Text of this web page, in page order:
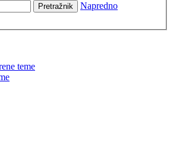
Pretražnik
Napredno
teme